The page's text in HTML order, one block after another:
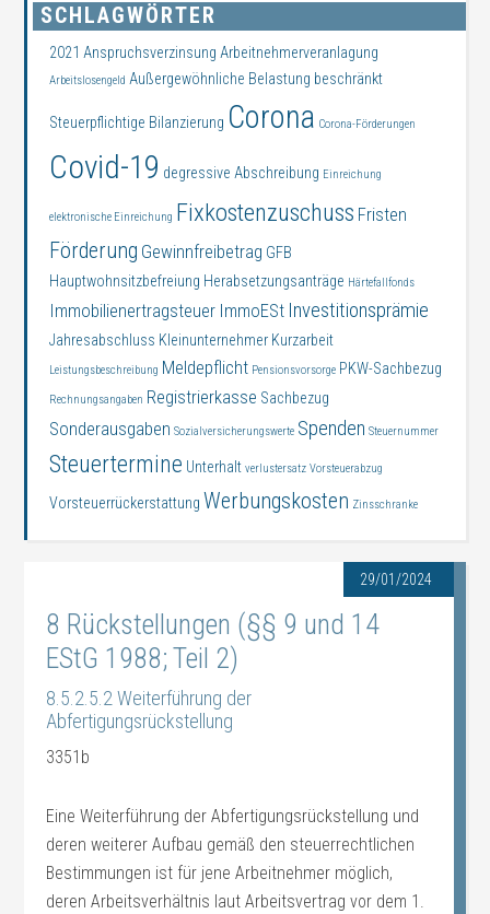
29/01/2024
8 Rückstellungen (§§ 9 und 14
EStG 1988; Teil 2)
8.5.2.5.2 Weiterführung der
Abfertigungsrückstellung
3351b
Eine Weiterführung der Abfertigungsrückstellung und
deren weiterer Aufbau gemäß den steuerrechtlichen
Bestimmungen ist für jene Arbeitnehmer möglich,
deren Arbeitsverhältnis laut Arbeitsvertrag vor dem 1.
SCHLAGWÖRTER
2021 Anspruchsverzinsung Arbeitnehmerveranlagung
Arbeitslosengeld Außergewöhnliche Belastung beschränkt
Steuerpflichtige Bilanzierung Corona Corona-Förderungen
Covid-19 degressive Abschreibung Einreichung
elektronische Einreichung Fixkostenzuschuss Fristen
Förderung Gewinnfreibetrag GFB
Hauptwohnsitzbefreiung Herabsetzungsanträge Härtefallfonds
Immobilienertragsteuer ImmoESt Investitionsprämie
Jahresabschluss Kleinunternehmer Kurzarbeit
Leistungsbeschreibung Meldepflicht Pensionsvorsorge PKW-Sachbezug
Rechnungsangaben Registrierkasse Sachbezug
Sonderausgaben Sozialversicherungswerte Spenden Steuernummer
Steuertermine Unterhalt verlustersatz Vorsteuerabzug
Vorsteuerrückerstattung Werbungskosten Zinsschranke